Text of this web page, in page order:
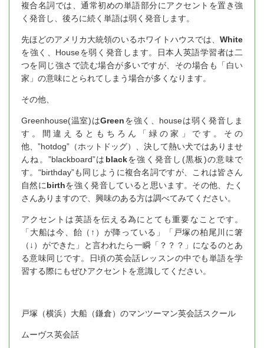
複合名詞では、通常初めの単語部分にアクセントを置き強
く発音し、後ろに続く単語は弱く発音します。
先ほどのアメリカ大統領のいるホワイトハウスでは、 White
を強く、Houseを弱く発音します。日本人英語学習者は二
つを同じ強さで読む場合が多いですが、その場合も「白い
家」の意味にとられてしまう場合が多くなります。
その他、
Greenhouse(温室)はGreenを強く、houseは弱く発音しま
す。間違えるともちろん「緑の家」です。その
他、”hotdog”（ホットドッグ）、決して熱い犬ではありませ
んね。”blackboard”は blackを強く発音し(黒板)の意味で
す。“birthday”も同じように複合名詞ですが、これは皆さん
自然にbirthを強く発音していると思います。その他、たく
さんありますので、興味のある方は調べてみてください。
アクセントは英語を伝える為にとても重要なことです。
「大船は今、飴（↑）が降っている」「戸塚の柏尾川に箸
（↓）ができた」と言われたら一瞬「？？？」になるのとあ
る意味同じです。日頃の英会話レッスンの中でも単語を学
習する際にもぜひアクセントを意識してください。
戸塚（横浜）大船（鎌倉）のマンツーマン英会話スクール
ムーヴス英会話